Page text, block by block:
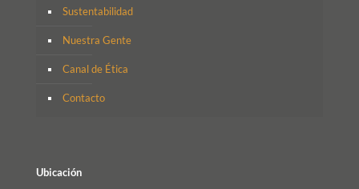
Sustentabilidad
Nuestra Gente
Canal de Ética
Contacto
Ubicación